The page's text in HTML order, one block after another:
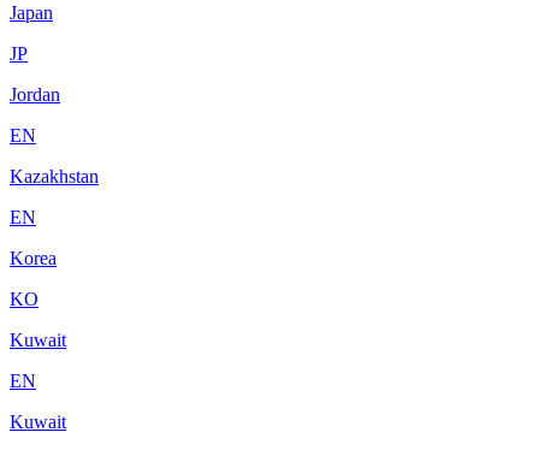
Japan
JP
Jordan
EN
Kazakhstan
EN
Korea
KO
Kuwait
EN
Kuwait